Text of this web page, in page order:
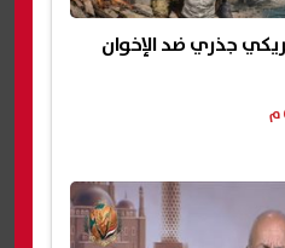
جذري ضد الإخوان